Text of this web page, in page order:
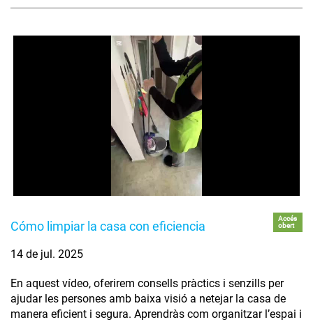
Cómo limpiar la casa con eficiencia
Accés
obert
14 de jul. 2025
En aquest vídeo, oferirem consells pràctics i senzills per
ajudar les persones amb baixa visió a netejar la casa de
manera eficient i segura. Aprendràs com organitzar l’espai i